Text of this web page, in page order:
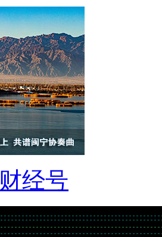
财经号